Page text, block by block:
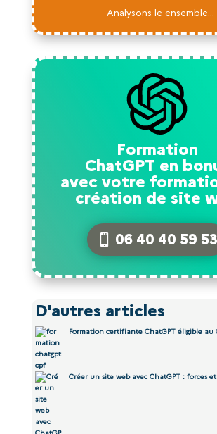
Analysons le ensemble...
Formation
ChatGPT en
avec votre
création de site
06 40 40 59 53
D'autres articles
Formation certifiante ChatGPT éligible au
Créer un site web avec ChatGPT : forces